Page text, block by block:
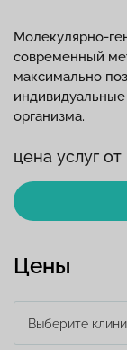
цена услуг от
Молекулярно-
современный
максимально
организма.
Цены
Выберите